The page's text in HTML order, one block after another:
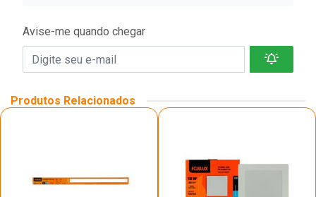
Avise-me quando chegar
Produtos Relacionados